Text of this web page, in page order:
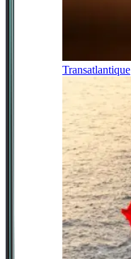
Transatlantique